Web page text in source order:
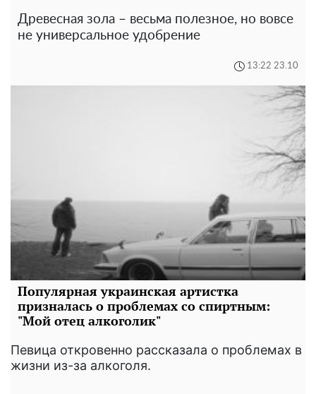
Древесная зола – весьма полезное, но вовсе
не универсальное удобрение
13:22 23.10
Популярная украинская артистка
призналась о проблемах со спиртным:
"Мой отец алкоголик"
Певица откровенно рассказала о проблемах в
жизни из-за алкоголя.